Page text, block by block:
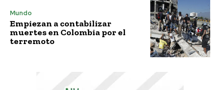
Mundo
Empiezan a contabilizar
muertes en Colombia por el
terremoto